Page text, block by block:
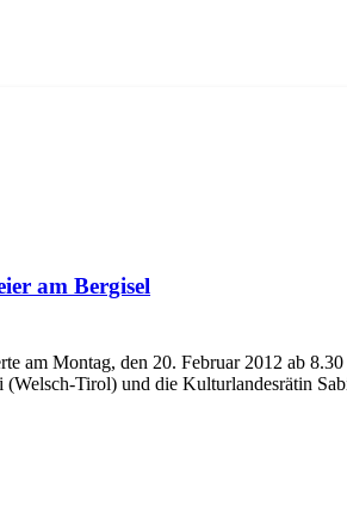
am Bergisel
am Montag, den 20. Februar 2012 ab
(Welsch-Tirol) und die Kulturlandesrätin